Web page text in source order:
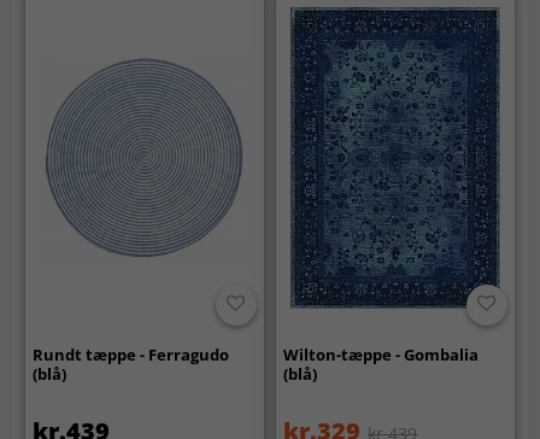
Rundt tæppe - Ferragudo
(blå)
kr.439
Wilton-tæppe - Gombalia
(blå)
kr.329 kr.439